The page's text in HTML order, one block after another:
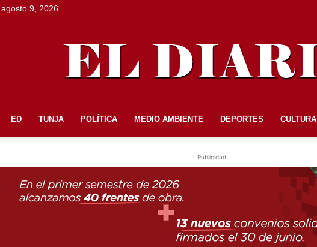
9, 2026
DIARIO
ED TUNJA POLÍTICA MEDIO AMBIENTE DEPORTES CULTURA
Publicidad